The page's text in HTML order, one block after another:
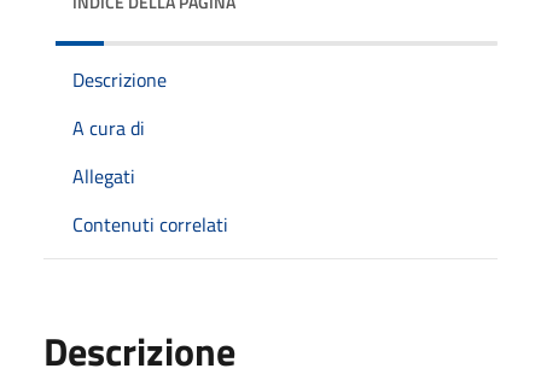
Descrizione
A cura di
Allegati
Contenuti correlati
Descrizione